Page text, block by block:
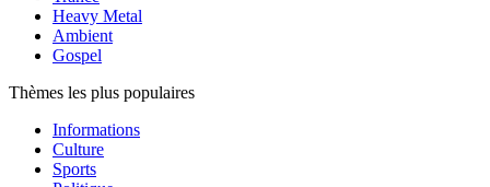
Heavy Metal
Ambient
Gospel
Thèmes les plus populaires
Informations
Culture
Sports